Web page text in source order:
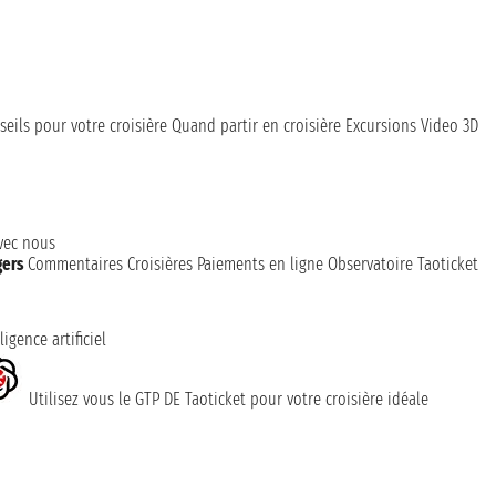
pour votre croisière Quand partir en croisière Excursions Video 3D
nous
Commentaires Croisières Paiements en ligne Observatoire Taoticket
artificiel
Utilisez vous le GTP DE Taoticket pour votre croisière idéale